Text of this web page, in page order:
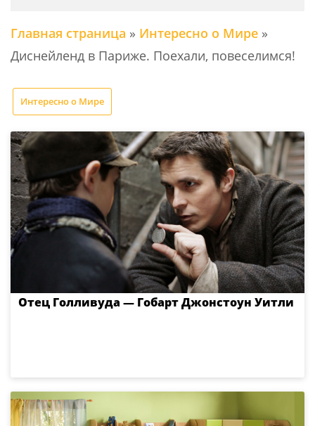
Главная страница » Интересно о Мире »
Диснейленд в Париже. Поехали, повеселимся!
Интересно о Мире
Отец Голливуда — Гобарт Джонстоун Уитли